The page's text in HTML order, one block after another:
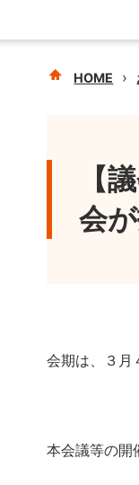
HOME ›
【
会
会期は、３月
本会議等の開